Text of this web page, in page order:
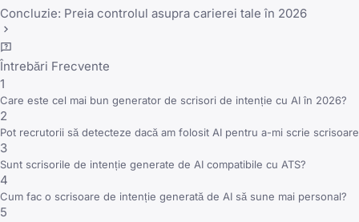
Concluzie: Preia controlul asupra carierei tale în 2026
Întrebări Frecvente
1
Care este cel mai bun generator de scrisori de intenție cu AI în 2026?
2
Pot recrutorii să detecteze dacă am folosit AI pentru a-mi scrie
3
Sunt scrisorile de intenție generate de AI compatibile cu ATS?
4
Cum fac o scrisoare de intenție generată de AI să sune mai personal?
5